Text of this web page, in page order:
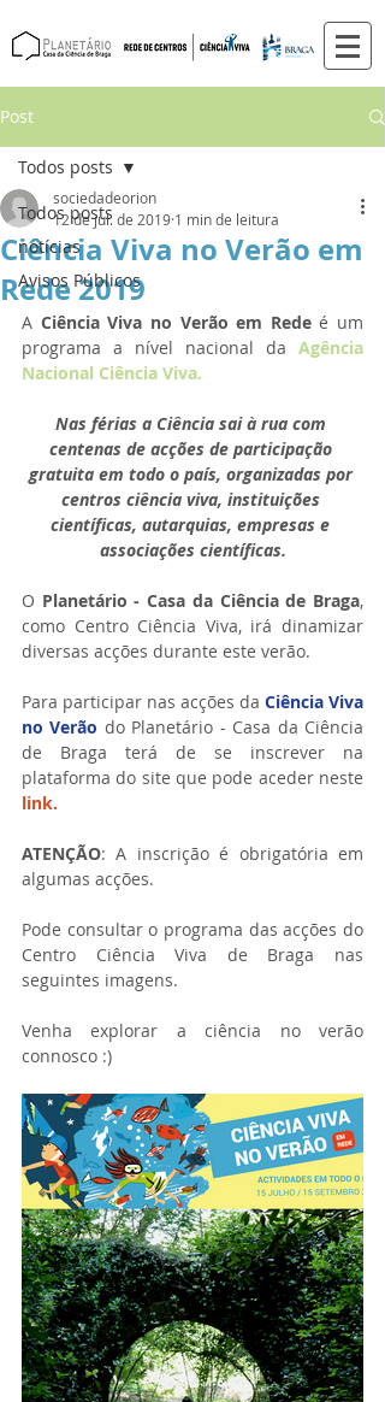
Post
Todos posts
notícias
Avisos Públicos
Todos posts
Ciência Viva no Verão em
Rede 2019
sociedadeorion
12 de jul. de 2019 1 min de leitura
A Ciência Viva no Verão em Rede é um
programa a nível nacional da Agência
Nacional Ciência Viva.
Nas férias a Ciência sai à rua com
centenas de acções de participação
gratuita em todo o país, organizadas por
centros ciência viva, instituições
científicas, autarquias, empresas e
associações científicas.
O Planetário - Casa da Ciência de Braga,
como Centro Ciência Viva, irá dinamizar
diversas acções durante este verão.
Para participar nas acções da Ciência Viva
no Verão do Planetário - Casa da Ciência
de Braga terá de se inscrever na
link.
ATENÇÃO: A inscrição é obrigatória em
algumas acções.
Pode consultar o programa das acções do
Centro Ciência Viva de Braga nas
seguintes imagens.
Venha explorar a ciência no verão
connosco :)